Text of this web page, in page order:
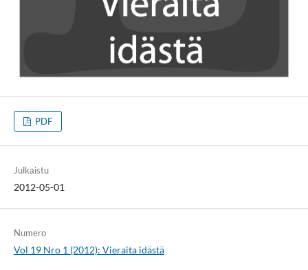
PDF
Julkaistu
2012-05-01
Numero
Vol 19 Nro 1 (2012): Vieraita idästä